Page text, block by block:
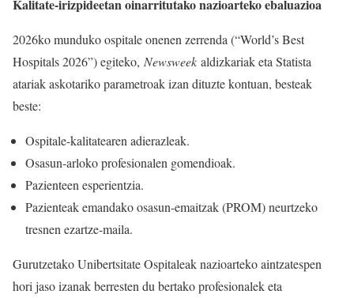
Kalitate-irizpideetan oinarritutako nazioarteko ebaluazioa
2026ko munduko ospitale onenen zerrenda (“World’s Best
Hospitals 2026”) egiteko, Newsweek aldizkariak eta Statista
atariak askotariko parametroak izan dituzte kontuan, besteak
beste:
Ospitale-kalitatearen adierazleak.
Osasun-arloko profesionalen gomendioak.
Pazienteen esperientzia.
Pazienteak emandako osasun-emaitzak (PROM) neurtzeko
tresnen ezartze-maila.
Gurutzetako Unibertsitate Ospitaleak nazioarteko aintzatespen
hori jaso izanak berresten du bertako profesionalek eta